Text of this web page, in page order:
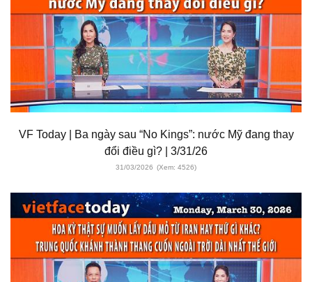
VF Today | Ba ngày sau “No Kings”: nước Mỹ đang thay
đổi điều gì? | 3/31/26
31/03/2026 (Xem: 4526)